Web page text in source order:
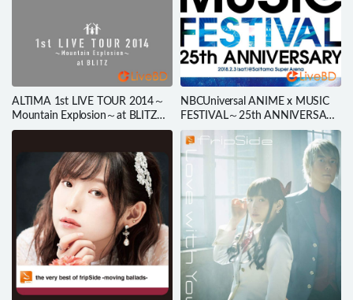
ALTIMA 1st LIVE TOUR 2014～
Mountain Explosion～at BLITZ
(2014) BD蓝光原盘 21.7G
NBCUniversal ANIME x MUSIC
FESTIVAL～25th ANNIVERSARY
～(2018) BD蓝光原盘 46.1G